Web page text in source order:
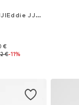
Vaļīgs piegriezums Džinsi 'JJIEddie JJOriginal'
€
€-11%